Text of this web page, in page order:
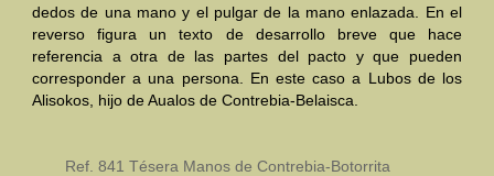
Referencias
Musée Départemental Arlés Antique. Arlés (Francia)
NOTICIAS CONTACTO PRESUPUESTO
dedos de una mano y el pulgar de la mano enlazada. En el
reverso figura un texto de desarrollo breve que hace
referencia a otra de las partes del pacto y que pueden
corresponder a una persona. En este caso a Lubos de los
Alisokos, hijo de Aualos de Contrebia-Belaisca.
Ref. 841 Tésera Manos de Contrebia-Botorrita